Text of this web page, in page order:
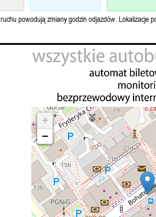
ruchu powodują zmiany godzin odjazdów. Lokalizacje
+
−